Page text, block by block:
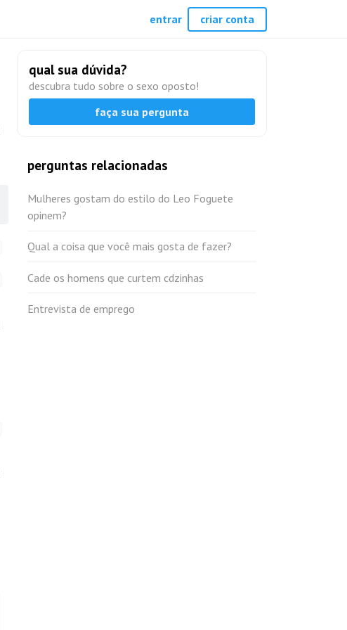
qual sua dúvida?
descubra tudo sobre o sexo oposto!
faça sua pergunta
perguntas relacionadas
Mulheres gostam do estilo do Leo Foguete
opinem?
Qual a coisa que você mais gosta de fazer?
Cade os homens que curtem cdzinhas
Entrevista de emprego
entrar criar conta